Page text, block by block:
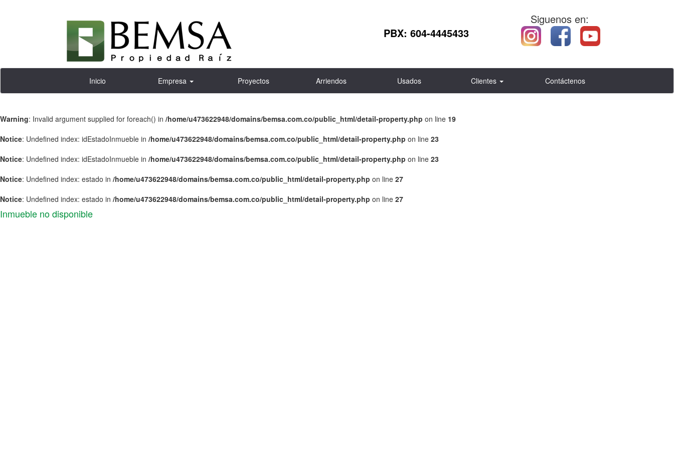
Siguenos en:
PBX: 604-4445433
Inicio Empresa Proyectos Arriendos Usados Clientes Contáctenos
Warning: Invalid argument supplied for foreach() in /home/u473622948/domains/bemsa.com.co/public_html/detail-property.php on line 19
Notice: Undefined index: idEstadoInmueble in /home/u473622948/domains/bemsa.com.co/public_html/detail-property.php on line 23
Notice: Undefined index: idEstadoInmueble in /home/u473622948/domains/bemsa.com.co/public_html/detail-property.php on line 23
Notice: Undefined index: estado in /home/u473622948/domains/bemsa.com.co/public_html/detail-property.php on line 27
Notice: Undefined index: estado in /home/u473622948/domains/bemsa.com.co/public_html/detail-property.php on line 27
Inmueble no disponible